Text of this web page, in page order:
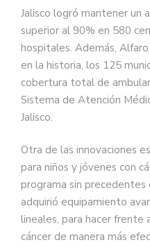
Jalisco logró mantener un
superior al 90% en 580
hospitales. Además,
en la historia, los 125
cobertura total de
Sistema de Atención
Jalisco.
Otra de las innovaciones
para niños y jóvenes con
programa sin precedentes
adquirió equipamiento
lineales, para hacer frente
cáncer de manera más